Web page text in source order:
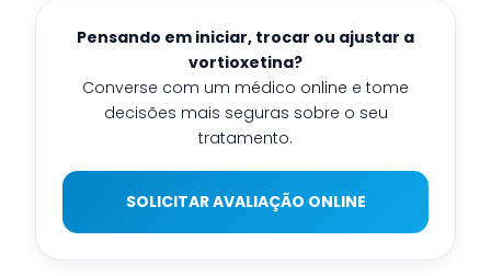
Pensando em iniciar, trocar ou ajustar a
vortioxetina?
Converse com um médico online e tome
decisões mais seguras sobre o seu
tratamento.
SOLICITAR AVALIAÇÃO ONLINE